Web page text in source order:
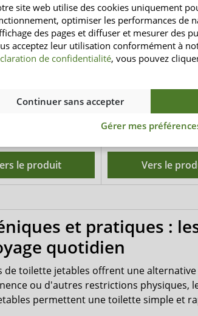
gants de
film
7,30 €
le produit
Seni Care
toilette
50 pièces
de9,00
0,18 € /
Vers le
et pratiques :
quotidien
de toilette jetables offrent une
ou d'autres restrictions physiques,
permettent une toilette simple et
site web utilise des cookies uniquement
optimiser les performances de
des pages et diffuser et mesurer des
acceptez leur utilisation conformément à
de confidentialité, vous pouvez
Continuer sans accepter
Gérer mes